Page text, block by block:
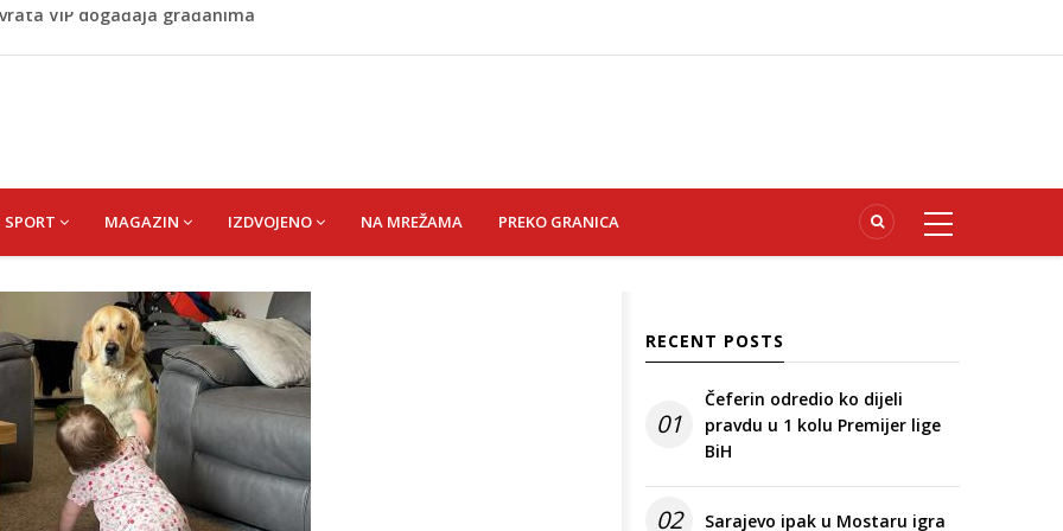
kolu Premijer lige BiH
HUSEIN-BEKTAŠ
VIP događaja građanima
SPORT MAGAZIN IZDVOJENO NA MREŽAMA PREKO GRANICA
RECENT POSTS
01
Čeferin odredio ko dijeli
pravdu u 1 kolu Premijer lige
BiH
02 Sarajevo ipak u Mostaru igra